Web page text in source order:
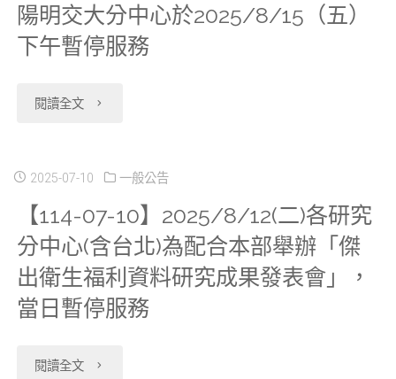
更
新
整
合
課
程"
合
中
央
康
保
險
署
理
險
署
理
健
保
資
料
退
新
增
2024
年
癌
陽明交大分中心於2025/8/15（五）
下午暫停服務
閱讀全文 "陽
交
大
分
中
於
2025-07-10 一般公告
【114-07-10】2025/8/12(二)各研究
分中心(含台北)為配合本部舉辦「傑
出衛生福利資料研究成果發表會」，
當日暫停服務
閱讀全文 "【114-